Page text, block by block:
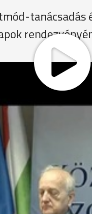
emberek
hatásáról
Arborétum ad